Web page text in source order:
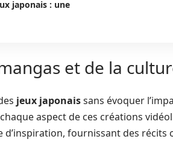
japonais : une
et de la
jeux japonaissans évoquer
aspect de ces créations
d’inspiration, fournissant des récits